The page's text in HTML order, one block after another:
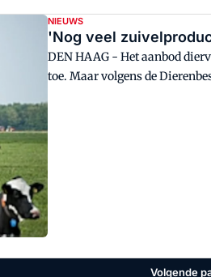
NIEUWS
'Nog veel
DEN HAAG - Het aanbod diervriendelijke
toe. Maar volgens de
Volgende